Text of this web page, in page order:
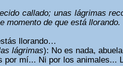
callado; unas lágrimas
momento de que está llorando.
llorando…
lágrimas): No es nada,
por mí... Ni por los animales...